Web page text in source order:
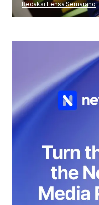
Redaksi Lensa Semarang